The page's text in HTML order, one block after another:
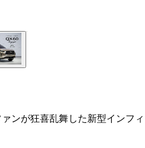
ンが狂喜乱舞した新型インフィ